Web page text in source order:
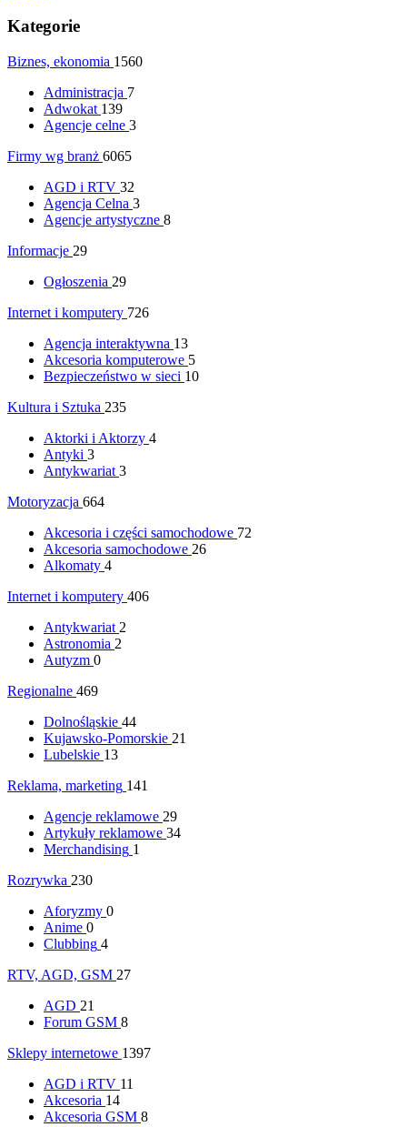
Kategorie
Biznes, ekonomia 1560
Administracja 7
Adwokat 139
Agencje celne 3
Firmy wg branż 6065
AGD i RTV 32
Agencja Celna 3
Agencje artystyczne 8
Informacje 29
Ogłoszenia 29
Internet i komputery 726
Agencja interaktywna 13
Akcesoria komputerowe 5
Bezpieczeństwo w sieci 10
Kultura i Sztuka 235
Aktorki i Aktorzy 4
Antyki 3
Antykwariat 3
Motoryzacja 664
Akcesoria i części samochodowe 72
Akcesoria samochodowe 26
Alkomaty 4
Internet i komputery 406
Antykwariat 2
Astronomia 2
Autyzm 0
Regionalne 469
Dolnośląskie 44
Kujawsko-Pomorskie 21
Lubelskie 13
Reklama, marketing 141
Agencje reklamowe 29
Artykuły reklamowe 34
Merchandising 1
Rozrywka 230
Aforyzmy 0
Anime 0
Clubbing 4
RTV, AGD, GSM 27
AGD 21
Forum GSM 8
Sklepy internetowe 1397
AGD i RTV 11
Akcesoria 14
Akcesoria GSM 8